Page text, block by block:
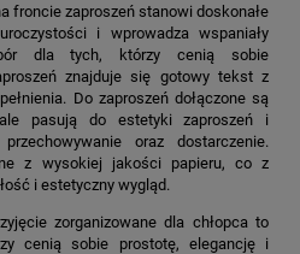
froncie zaproszeń stanowi doskonałe
i wprowadza wspaniały
dla tych, którzy cenią sobie
znajduje się gotowy tekst z
Do zaproszeń dołączone są
pasują do estetyki zaproszeń i
oraz dostarczenie.
z wysokiej jakości papieru, co z
i estetyczny wygląd.
zorganizowane dla chłopca to
cenią sobie prostotę, elegancję i